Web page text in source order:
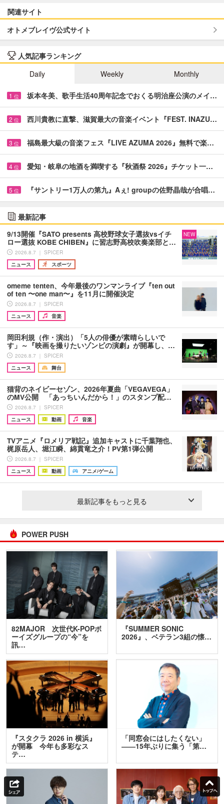
関連サイト
オトメブレイヴ公式サイト
人気記事ランキング
Daily
Weekly Monthly
1 位 坂本冬美、歌手生活40周年記念でおくる明治座公演のメイ…
2 位 西川貴教に直撃、滋賀最大の音楽イベント『FEST. INAZU…
3 位 福島最大級の音楽フェス『LIVE AZUMA 2026』無料で楽…
4 位 愛知・岐阜の地酒を満喫する『秋酒祭 2026』チケット一…
5 位 『サントリー1万人の第九』Aぇ! groupの佐野晶哉が合唱…
最新記事
9/13開催『SATO presents 高校野球女子選抜vsイチ
ロー選抜 KOBE CHIBEN』に習志野高校吹奏楽部と…
2026.8.7 ｜ SPICER
ニュース
スポーツ
NEW
omeme tenten、今年最後のワンマンライブ『ten out
of ten 〜one man〜』を11月に開催決定
2026.8.7 ｜ SPICER
ニュース
音楽
岡田利規（作・演出）「5人の俳優が素晴らしいで
す」～『映画を撮りたいゾンビの演劇』が開幕し、…
2026.8.7 ｜ SPICER
ニュース
舞台
猫背のネイビーセゾン、2026年夏曲「VEGAVEGA」
のMV公開 「あっちいんだから！」のスタンプ配…
2026.8.7 ｜ SPICER
ニュース
動画 音楽
TVアニメ『ロメリア戦記』追加キャストに千葉翔也、
梶原岳人、堀江瞬、綿貫竜之介！PV第1弾公開
2026.8.7 ｜ SPICER
ニュース
動画 アニメ/ゲーム
最新記事をもっと見る
POWER PUSH
82MAJOR 次世代K-POPボ
ーイズグループの“今”を
訊…
『SUMMER SONIC
2026』、ベテラン3組の懐…
『スタクラ 2026 in 横浜』
が開幕 今年も多彩なス
テ…
「同窓会にはしたくない」
――15年ぶりに集う「第…